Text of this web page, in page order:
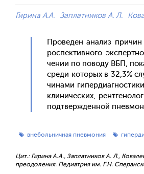
Гирина А.А. Заплатников А. Л.
Про­веден ана­лиз
роспек­тивно­го
чении по по­воду ВБП,
сре­ди ко­торых в 32,3%
чина­ми
кли­ничес­ких,
под­твержден­ной
внебольничная пневмония
Цит.: Гирина А.А., Заплатников А. Л.,
преодоления. Педиатрия им. Г.Н.